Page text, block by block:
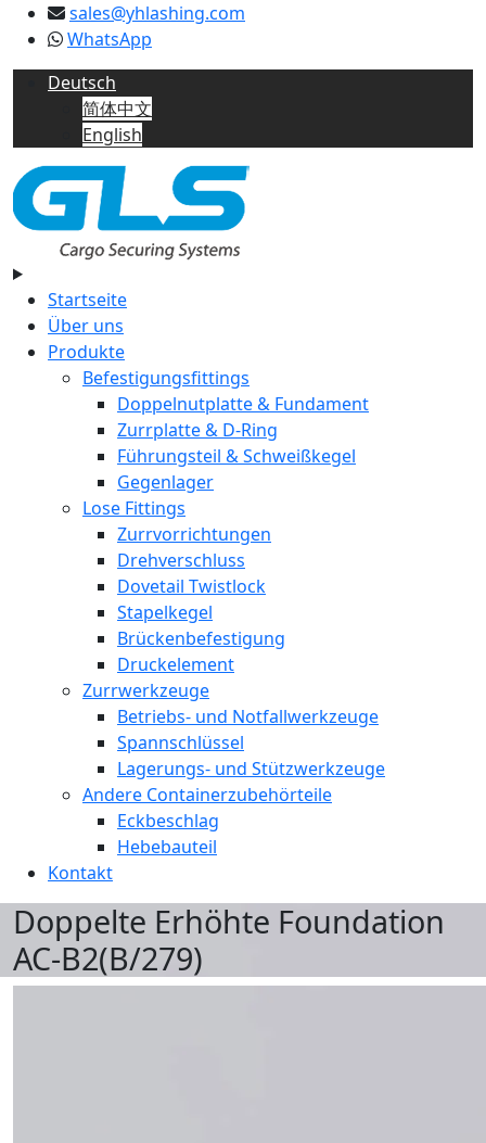
sales@yhlashing.com
WhatsApp
Deutsch
简体中文
English
Startseite
Über uns
Produkte
Befestigungsfittings
Doppelnutplatte & Fundament
Zurrplatte & D-Ring
Führungsteil & Schweißkegel
Gegenlager
Lose Fittings
Zurrvorrichtungen
Drehverschluss
Dovetail Twistlock
Stapelkegel
Brückenbefestigung
Druckelement
Zurrwerkzeuge
Betriebs- und Notfallwerkzeuge
Spannschlüssel
Lagerungs- und Stützwerkzeuge
Andere Containerzubehörteile
Eckbeschlag
Hebebauteil
Kontakt
Doppelte Erhöhte Foundation
AC-B2(B/279)